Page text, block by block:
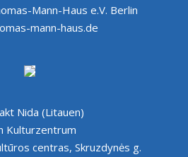
Mann-Haus e.V. Berlin
mann-haus.de
Nida (Litauen)
Kulturzentrum
centras, Skruzdynės g.